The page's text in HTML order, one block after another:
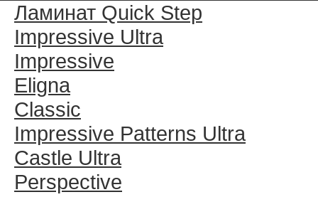
Ламинат Quick Step
Impressive Ultra
Impressive
Eligna
Classic
Impressive Patterns Ultra
Castle Ultra
Perspective